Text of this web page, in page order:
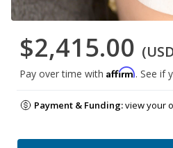
$2,415.00
Pay over time with Affirm. See if
Payment & Funding:view your